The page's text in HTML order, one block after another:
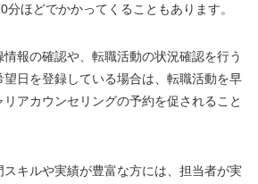
分ほどでかかってくることもあります。
報の確認や、転職活動の状況確認を行う
望日を登録している場合は、転職活動を早
アカウンセリングの予約を促されること
キルや実績が豊富な方には、担当者が実